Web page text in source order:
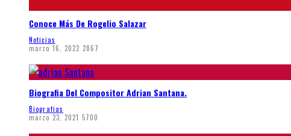
Conoce Más De Rogelio Salazar
Noticias
marzo 16, 2022 2867
Biografia Del Compositor Adrian Santana.
Biografias
marzo 23, 2021 5700